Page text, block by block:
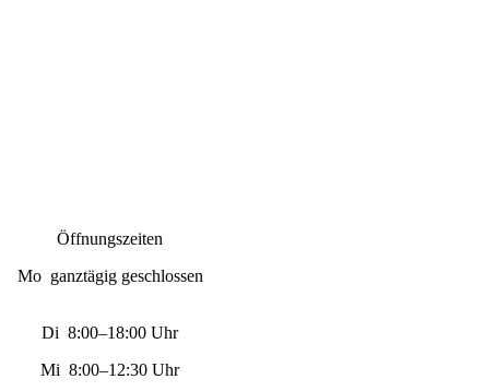
Öffnungszeiten
Mo ganztägig geschlossen
Di 8:00–18:00 Uhr
Mi 8:00–12:30 Uhr